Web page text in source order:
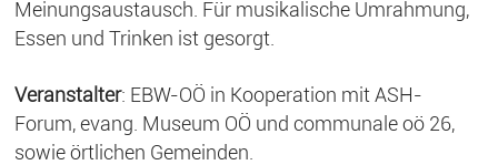
Meinungsaustausch. Für musikalische Umrahmung,
Essen und Trinken ist gesorgt.
Veranstalter: EBW-OÖ in Kooperation mit ASH-
Forum, evang. Museum OÖ und communale oö 26,
sowie örtlichen Gemeinden.